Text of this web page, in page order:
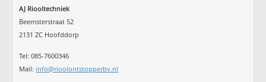
AJ Riooltechniek
Beemsterstraat 52
2131 ZC Hoofddorp
Tel:085-7600346
Mail: info@rioolontstopperbv.nl